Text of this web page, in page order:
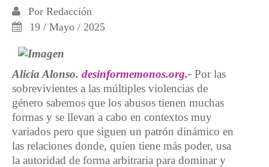
Por Redacción
19 / Mayo / 2025
Alicia Alonso. desinformemonos.org.- Por las
sobrevivientes a las múltiples violencias de
género sabemos que los abusos tienen muchas
formas y se llevan a cabo en contextos muy
variados pero que siguen un patrón dinámico en
las relaciones donde, quien tiene más poder, usa
la autoridad de forma arbitraria para dominar y